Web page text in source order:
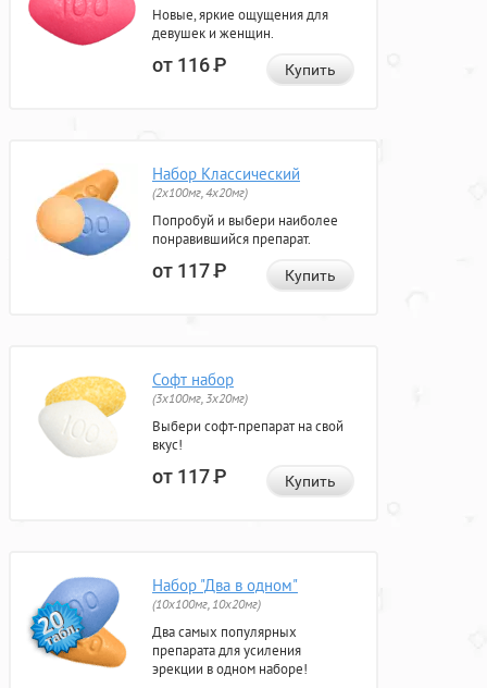
Новые, яркие ощущения для
девушек и женщин.
от 116Р Купить
Набор Классический
(2x100мг, 4x20мг)
Попробуй и выбери наиболее
понравившийся препарат.
от 117Р Купить
Софт набор
(3x100мг, 3x20мг)
Выбери софт-препарат на свой
вкус!
от 117Р Купить
Набор "Два в одном"
(10x100мг, 10x20мг)
Два самых популярных
препарата для усиления
эрекции в одном наборе!